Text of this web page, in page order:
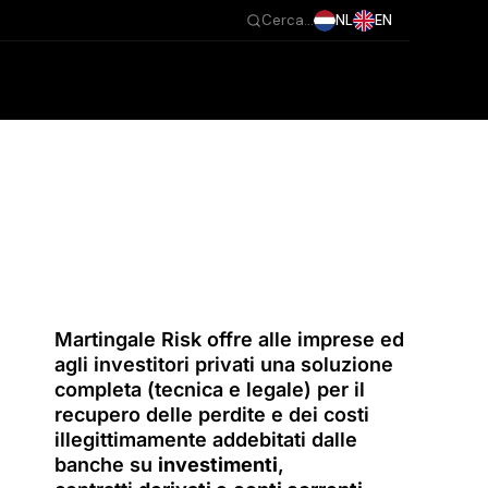
Cerca... NL EN
Martingale Risk offre alle imprese ed
agli investitori privati una soluzione
completa (tecnica e legale) per il
recupero delle perdite e dei costi
illegittimamente addebitati dalle
banche su investimenti,